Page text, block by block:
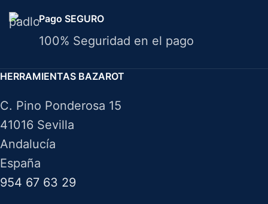
Pago SEGURO
100% Seguridad en el pago
HERRAMIENTAS BAZAROT
C. Pino Ponderosa 15
41016 Sevilla
Andalucía
España
954 67 63 29